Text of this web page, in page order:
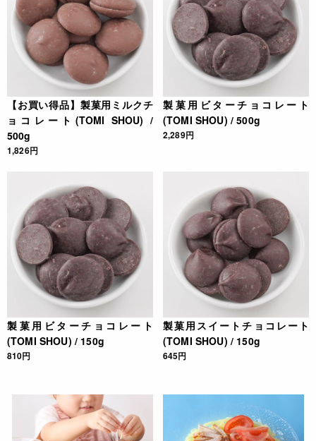
【お買い得品】製菓用ミルクチ
ョコレート(TOMI SHOU) /
500g
1,826円
製菓用ビターチョコレート
(TOMI SHOU) / 500g
2,289円
製菓用ビターチョコレート
(TOMI SHOU) / 150g
810円
製菓用スイートチョコレート
(TOMI SHOU) / 150g
645円